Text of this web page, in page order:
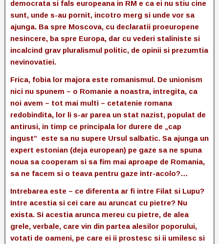
democrata si fals europeana in RM e ca ei nu stiu cine
sunt, unde s-au pornit, incotro merg si unde vor sa
ajunga. Ba spre Moscova, cu declaratii proeuropene
nesincere, ba spre Europa, dar cu vederi staliniste si
incalcind grav pluralismul politic, de opinii si prezumtia
nevinovatiei.
Frica, fobia lor majora este romanismul. De unionism
nici nu spunem – o Romanie a noastra, intregita, ca
noi avem – tot mai multi – cetatenie romana
redobindita, lor li s-ar parea un stat nazist, populat de
antirusi, in timp ce principala lor durere de „cap
ingust” este sa nu supere Ursul salbatic. Sa ajunga un
expert estonian (deja european) pe gaze sa ne spuna
noua sa cooperam si sa fim mai aproape de Romania,
sa ne facem si o teava pentru gaze intr-acolo?…
Intrebarea este – ce diferenta ar fi intre Filat si Lupu?
Intre acestia si cei care au aruncat cu pietre? Nu
exista. Si acestia arunca mereu cu pietre, de alea
grele, verbale, care vin din partea alesilor poporului,
votati de oameni, pe care ei ii prostesc si ii umilesc si